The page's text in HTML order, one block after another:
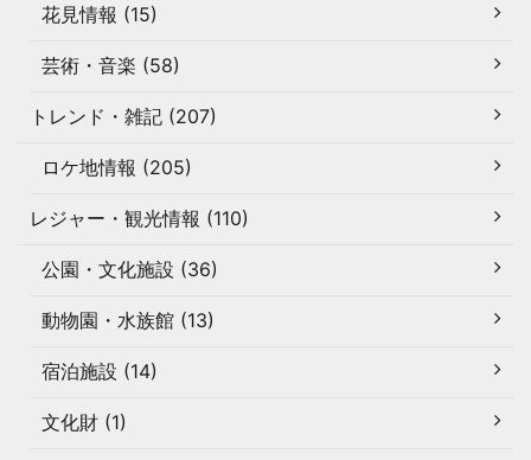
花見情報 (15)
芸術・音楽 (58)
トレンド・雑記 (207)
ロケ地情報 (205)
レジャー・観光情報 (110)
公園・文化施設 (36)
動物園・水族館 (13)
宿泊施設 (14)
文化財 (1)